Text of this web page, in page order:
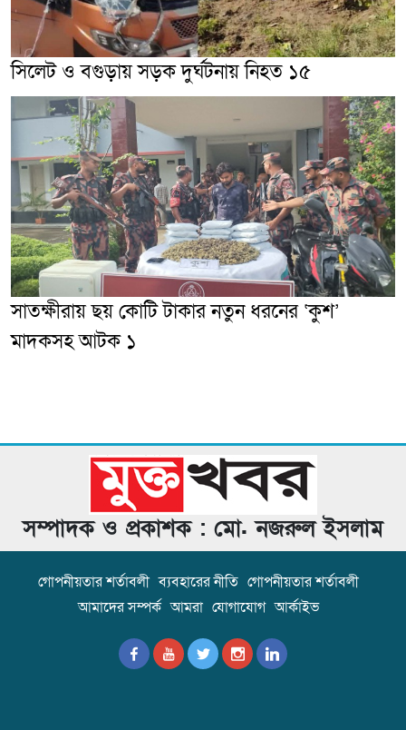
সিলেট ও বগুড়ায় সড়ক দুর্ঘটনায় নিহত ১৫
সাতক্ষীরায় ছয় কোটি টাকার নতুন ধরনের ‘কুশ’
মাদকসহ আটক ১
সম্পাদক ও প্রকাশক : মো. নজরুল ইসলাম
গোপনীয়তার শর্তাবলী ব্যবহারের নীতি গোপনীয়তার শর্তাবলী
আমাদের সম্পর্ক আমরা যোগাযোগ আর্কাইভ